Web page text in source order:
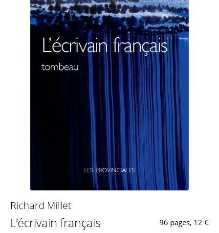
Richard Millet
L’écrivain français 96 pages, 12 €